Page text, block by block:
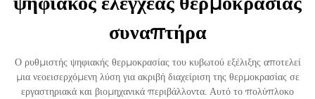
Επικοινωνία Με Ας
συναπτήρα
Ο ρυθμιστής ψηφιακής θερμοκρασίας του κυβωτού εξέλιξης αποτελεί
μια νεοεισερχόμενη λύση για ακριβή διαχείριση της θερμοκρασίας σε
εργαστηριακά και βιομηχανικά περιβάλλοντα. Αυτό το πολύπλοκο